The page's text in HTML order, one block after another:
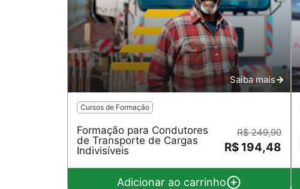
Saiba mais
Cursos de Formação
Formação para Condutores
de Transporte de Cargas
Indivisíveis
R$ 249,90
R$ 194,48
Adicionar ao carrinho